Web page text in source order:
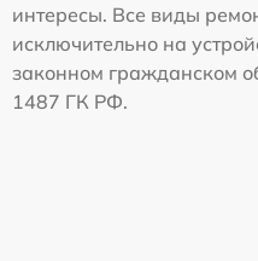
интересы. Все виды
исключительно на
законном гражданском
1487 ГК РФ.